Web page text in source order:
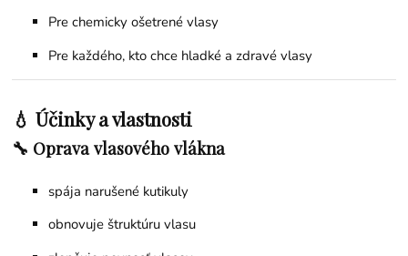
Pre chemicky ošetrené vlasy
Pre každého, kto chce hladké a zdravé vlasy
💧 Účinky a vlastnosti
🔧 Oprava vlasového vlákna
spája narušené kutikuly
obnovuje štruktúru vlasu